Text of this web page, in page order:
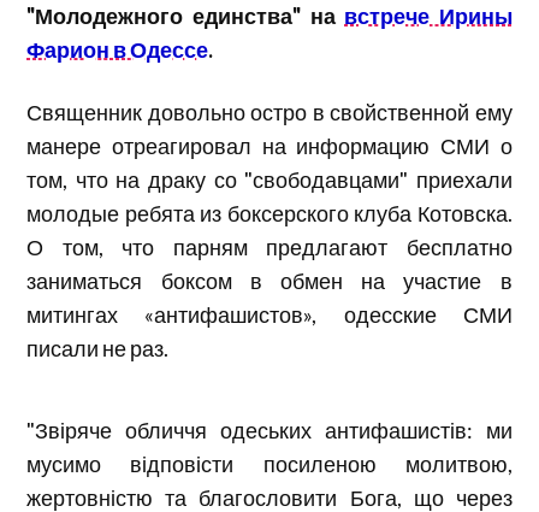
"Молодежного единства" на встрече Ирины
Фарион в Одессе.
Священник довольно остро в свойственной ему
манере отреагировал на информацию СМИ о
том, что на драку со "свободавцами" приехали
молодые ребята из боксерского клуба Котовска.
О том, что парням предлагают бесплатно
заниматься боксом в обмен на участие в
митингах «антифашистов», одесские СМИ
писали не раз.
"Звіряче обличчя одеських антифашистів: ми
мусимо відповісти посиленою молитвою,
жертовністю та благословити Бога, що через